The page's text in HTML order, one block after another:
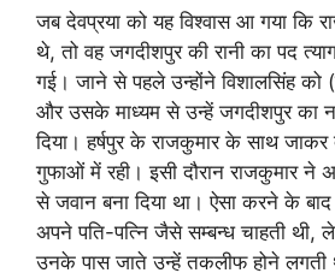
जब देवप्रया को यह विश्वास आ गया कि
थे, तो वह जगदीशपुर की रानी का पद
गई। जाने से पहले उन्होंने विशालसिंह को
और उसके माध्यम से उन्हें जगदीशपुर का
दिया। हर्षपुर के राजकुमार के साथ जाकर
गुफाओं में रही। इसी दौरान राजकुमार ने
से जवान बना दिया था। ऐसा करने के बाद
अपने पति-पत्नि जैसे सम्बन्ध चाहती थी,
उनके पास जाते उन्हें तकलीफ होने लगती